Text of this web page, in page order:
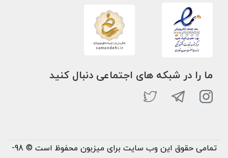
ما را در شبکه های اجتماعی دنبال کنید
تمامی حقوق این وب سایت برای میزبون محفوظ است © 98-